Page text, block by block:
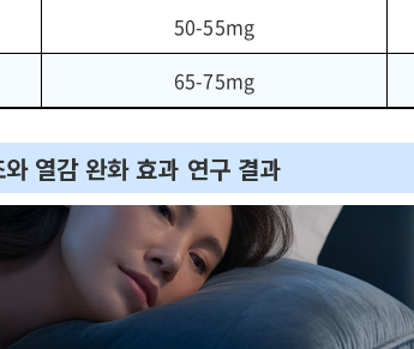
50-55mg
65-75mg
열감 완화 효과 연구 결과